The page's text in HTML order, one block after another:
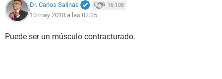
Dr. Carlos Salinas 16.108
10 may 2018 a las 02:25
Puede ser un músculo contracturado.